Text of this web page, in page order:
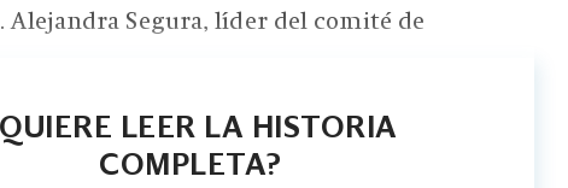
Alejandra Segura, líder del comité de
LEER LA HISTORIA
COMPLETA?